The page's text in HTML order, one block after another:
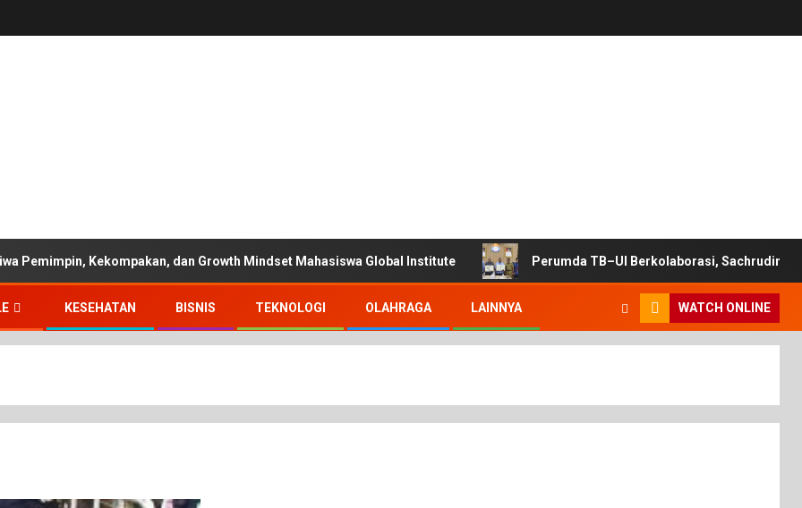
Pemimpin, Kekompakan, dan Growth Mindset Mahasiswa Global Institute Perumda TB–UI Berkolaborasi, Sachrudin:
KESEHATAN BISNIS TEKNOLOGI OLAHRAGA LAINNYA WATCH ONLINE